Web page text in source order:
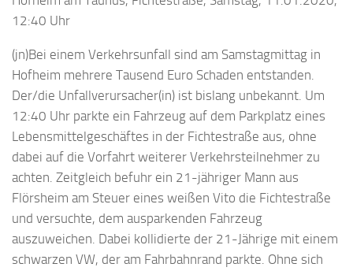
12:40 Uhr
(jn)Bei einem Verkehrsunfall sind am Samstagmittag in
Hofheim mehrere Tausend Euro Schaden entstanden.
Der/die Unfallverursacher(in) ist bislang unbekannt. Um
12:40 Uhr parkte ein Fahrzeug auf dem Parkplatz eines
Lebensmittelgeschäftes in der Fichtestraße aus, ohne
dabei auf die Vorfahrt weiterer Verkehrsteilnehmer zu
achten. Zeitgleich befuhr ein 21-jähriger Mann aus
Flörsheim am Steuer eines weißen Vito die Fichtestraße
und versuchte, dem ausparkenden Fahrzeug
auszuweichen. Dabei kollidierte der 21-Jährige mit einem
schwarzen VW, der am Fahrbahnrand parkte. Ohne sich